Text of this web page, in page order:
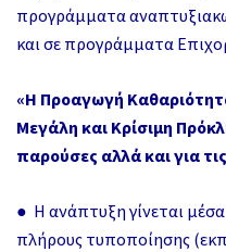
προγράμματα
και σε προγράμματα
«Η Προαγωγή
Μεγάλη και Κρίσιμη
παρούσες αλλά και για
● Η ανάπτυξη γίνεται
πλήρους τυποποίησης